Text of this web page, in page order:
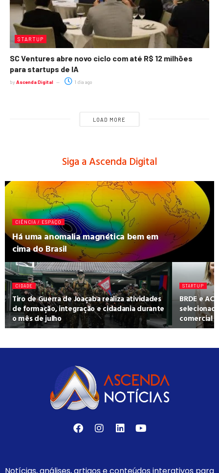
STARTUP
SC Ventures abre novo ciclo com até R$ 12 milhões
para startups de IA
by Ascenda Digital 1 dia ago
LOAD MORE
Siga a Ascenda Digital
CIÊNCIA / ESPAÇO
Há uma anomalia magnética bem em
cima do Brasil
CIDADE
Tiro de Guerra de Joaçaba realiza atividades
de formação, integração e cidadania durante
o mês de julho
STARTUP
BRDE e
comercial
Notícias, análises, artigos e conteúdos interativos para